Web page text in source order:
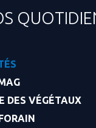
DES VÉGÉTAUX